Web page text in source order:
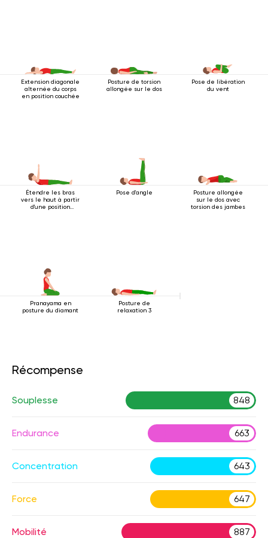
Extension diagonale
alternée du corps
en position couchée
Posture de torsion
allongée sur le dos
Pose de libération
du vent
Étendre les bras
vers le haut à partir
d'une position
Pose d'angle
Posture allongée
sur le dos avec
torsion des jambes
Pranayama en
posture du diamant
Posture de
relaxation 3
Récompense
Souplesse 848
Endurance 663
Concentration 643
Force 647
Mobilité 887